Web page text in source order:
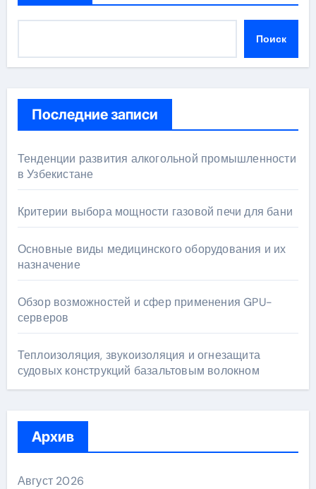
Поиск
Последние записи
Тенденции развития алкогольной промышленности
в Узбекистане
Критерии выбора мощности газовой печи для бани
Основные виды медицинского оборудования и их
назначение
Обзор возможностей и сфер применения GPU-
серверов
Теплоизоляция, звукоизоляция и огнезащита
судовых конструкций базальтовым волокном
Архив
Август 2026